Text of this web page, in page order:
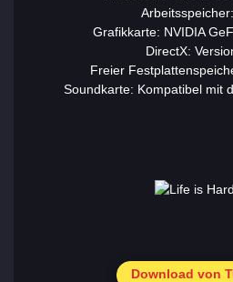
Grafikkarte: NVIDIA
DirectX:
Freier
Soundkarte: Kompatibel mit
Download von